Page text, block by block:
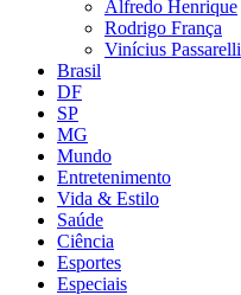
Alfredo Henrique
Rodrigo França
Vinícius Passarelli
Brasil
DF
SP
MG
Mundo
Entretenimento
Vida & Estilo
Saúde
Ciência
Esportes
Especiais